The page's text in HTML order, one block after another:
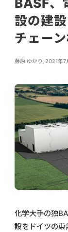
BASF、
設の建
チェー
藤原 ゆかり , 2021年7
化学大手の独
設をドイツの